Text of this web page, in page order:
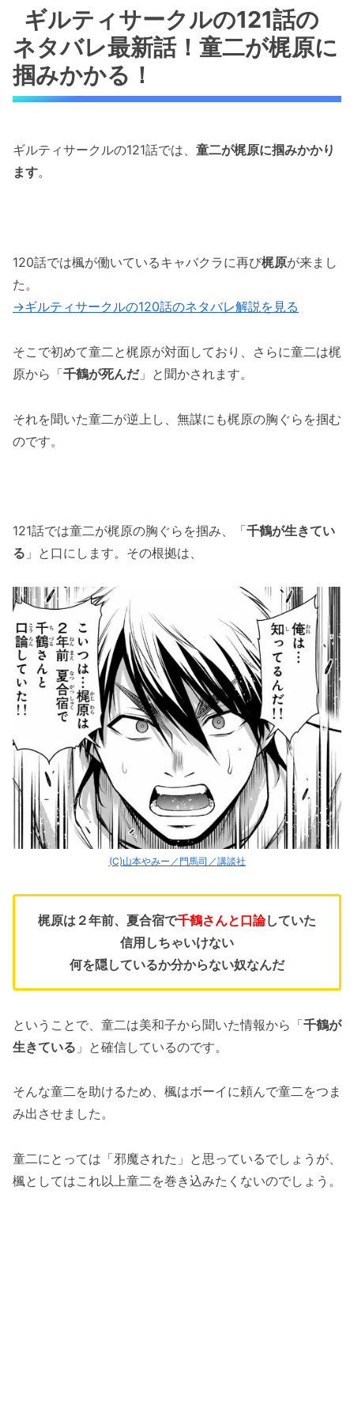
童二が梶原に掴みかかる！
ギルティサークルの121話のネタバレ最新話！
美和子と柿山教授のただならぬ関係！笑
ギルティサークルの121話のネタバレ最新話！
ギルティサークルの121話のネタバレ！柿山が
「ギルティサークルの121話のネタバレ最新
ギルティサークルの121話の
ネタバレ最新話！童二が梶原に
掴みかかる！
ギルティサークルの121話では、 童二が梶原に掴みかかり
ます。
120話では楓が働いているキャバクラに再び梶原が来まし
た。
→ギルティサークルの120話のネタバレ解説を見る
そこで初めて童二と梶原が対面しており、さらに童二は梶
原から「千鶴が死んだ」と聞かされます。
それを聞いた童二が逆上し、無謀にも梶原の胸ぐらを掴む
のです。
121話では童二が梶原の胸ぐらを掴み、「千鶴が生きてい
る 」と口にします。その根拠は、
(C)山本やみー／門馬司／講談社
梶原は２年前、夏合宿で千鶴さんと口論していた
信用しちゃいけない
何を隠しているか分からない奴なんだ
ということで、童二は美和子から聞いた情報から「千鶴が
生きている 」と確信しているのです。
そんな童二を助けるため、楓はボーイに頼んで童二をつま
み出させました。
童二にとっては「邪魔された」と思っているでしょうが、
楓としてはこれ以上童二を巻き込みたくないのでしょう。